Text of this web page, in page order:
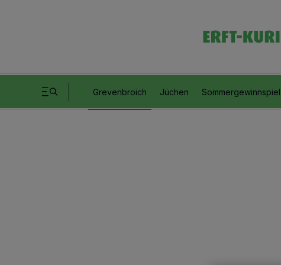
Grevenbroich Jüchen Sommergewinnspiel